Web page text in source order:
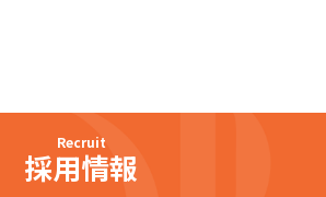
Recruit
採用情報